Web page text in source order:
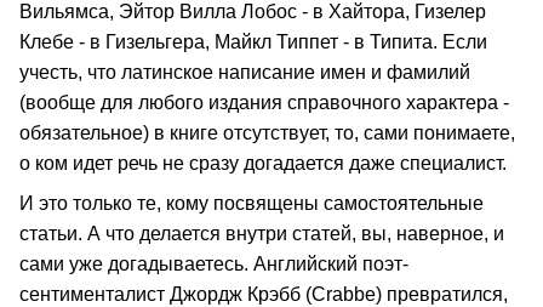
Вильямса, Эйтор Вилла Лобос - в Хайтора, Гизелер
Клебе - в Гизельгера, Майкл Типпет - в Типита. Если
учесть, что латинское написание имен и фамилий
(вообще для любого издания справочного характера -
обязательное) в книге отсутствует, то, сами понимаете,
о ком идет речь не сразу догадается даже специалист.
И это только те, кому посвящены самостоятельные
статьи. А что делается внутри статей, вы, наверное, и
сами уже догадываетесь. Английский поэт-
сентименталист Джордж Крэбб (Crabbe) превратился,